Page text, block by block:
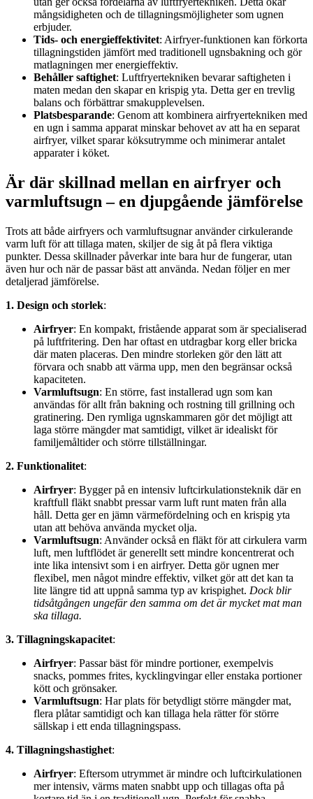
mångsidigheten och de tillagningsmöjligheter som ugnen
erbjuder.
Tids- och energieffektivitet: Airfryer-funktionen kan förkorta
tillagningstiden jämfört med traditionell ugnsbakning och gör
matlagningen mer energieffektiv.
Behåller saftighet: Luftfryertekniken bevarar saftigheten i
maten medan den skapar en krispig yta. Detta ger en trevlig
balans och förbättrar smakupplevelsen.
Platsbesparande: Genom att kombinera airfryertekniken med
en ugn i samma apparat minskar behovet av att ha en separat
airfryer, vilket sparar köksutrymme och minimerar antalet
apparater i köket.
Är där skillnad mellan en airfryer och
varmluftsugn – en djupgående jämförelse
Trots att både airfryers och varmluftsugnar använder cirkulerande
varm luft för att tillaga maten, skiljer de sig åt på flera viktiga
punkter. Dessa skillnader påverkar inte bara hur de fungerar, utan
även hur och när de passar bäst att använda. Nedan följer en mer
detaljerad jämförelse.
1. Design och storlek:
Airfryer: En kompakt, fristående apparat som är specialiserad
på luftfritering. Den har oftast en utdragbar korg eller bricka
där maten placeras. Den mindre storleken gör den lätt att
förvara och snabb att värma upp, men den begränsar också
kapaciteten.
Varmluftsugn: En större, fast installerad ugn som kan
användas för allt från bakning och rostning till grillning och
gratinering. Den rymliga ugnskammaren gör det möjligt att
laga större mängder mat samtidigt, vilket är idealiskt för
familjemåltider och större tillställningar.
2. Funktionalitet:
Airfryer: Bygger på en intensiv luftcirkulationsteknik där en
kraftfull fläkt snabbt pressar varm luft runt maten från alla
håll. Detta ger en jämn värmefördelning och en krispig yta
utan att behöva använda mycket olja.
Varmluftsugn: Använder också en fläkt för att cirkulera varm
luft, men luftflödet är generellt sett mindre koncentrerat och
inte lika intensivt som i en airfryer. Detta gör ugnen mer
flexibel, men något mindre effektiv, vilket gör att det kan ta
lite längre tid att uppnå samma typ av krispighet. Dock blir
tidsåtgången ungefär den samma om det är mycket mat man
ska tillaga.
3. Tillagningskapacitet:
Airfryer: Passar bäst för mindre portioner, exempelvis
snacks, pommes frites, kycklingvingar eller enstaka portioner
kött och grönsaker.
Varmluftsugn: Har plats för betydligt större mängder mat,
flera plåtar samtidigt och kan tillaga hela rätter för större
sällskap i ett enda tillagningspass.
4. Tillagningshastighet:
Airfryer: Eftersom utrymmet är mindre och luftcirkulationen
mer intensiv, värms maten snabbt upp och tillagas ofta på